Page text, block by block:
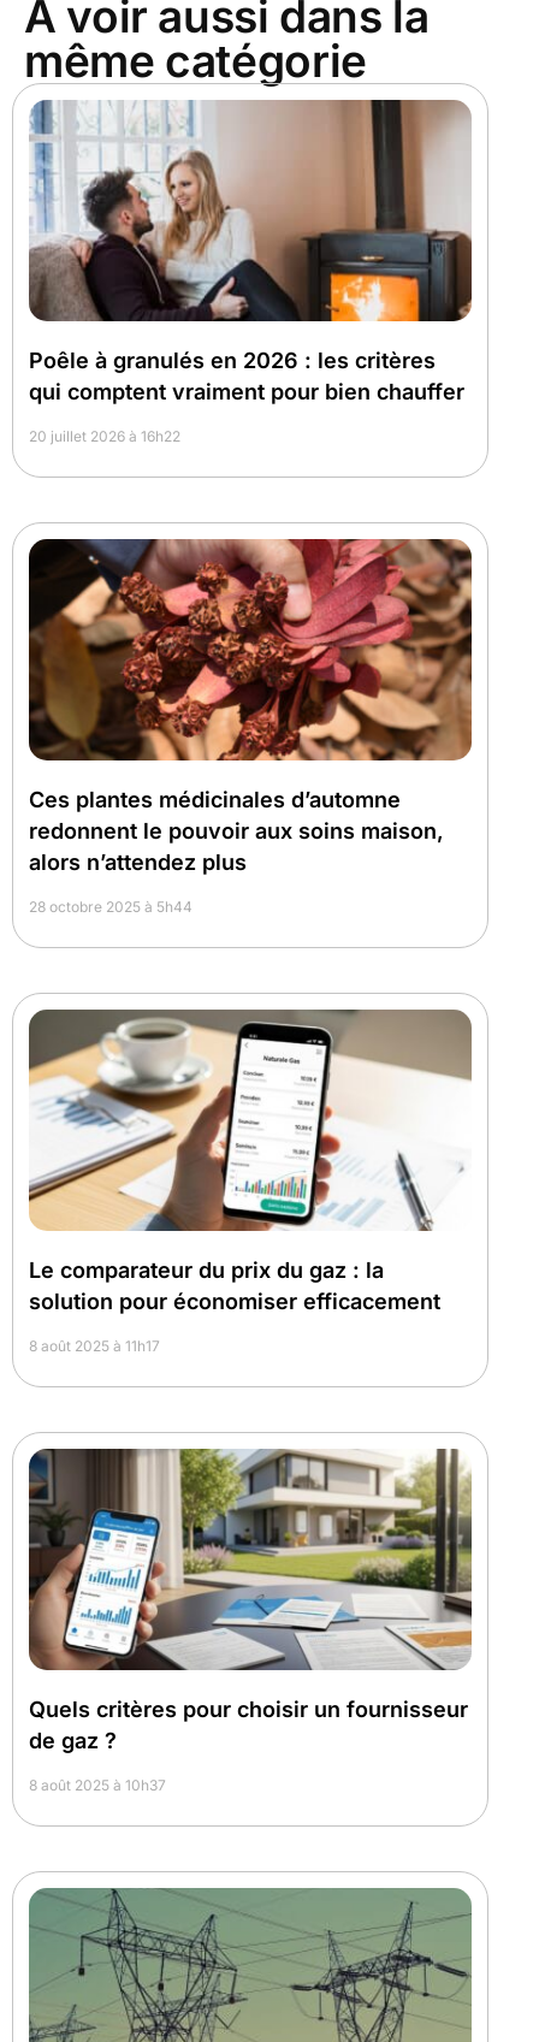
À voir aussi dans la
même catégorie
Poêle à granulés en 2026 : les critères
qui comptent vraiment pour bien chauffer
20 juillet 2026 à 16h22
Ces plantes médicinales d’automne
redonnent le pouvoir aux soins maison,
alors n’attendez plus
28 octobre 2025 à 5h44
Le comparateur du prix du gaz : la
solution pour économiser efficacement
8 août 2025 à 11h17
Quels critères pour choisir un fournisseur
de gaz ?
8 août 2025 à 10h37